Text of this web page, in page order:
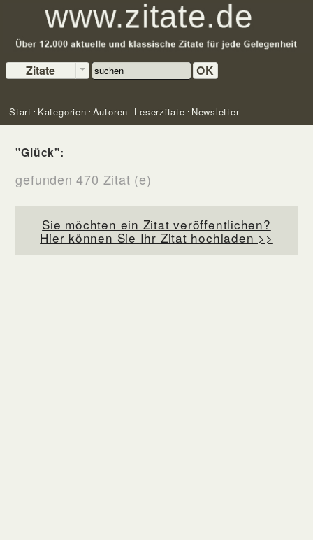
Zitate OK
Start Kategorien Autoren Leserzitate Newsletter
"Glück":
gefunden 470 Zitat (e)
Sie möchten ein Zitat veröffentlichen?
Hier können Sie Ihr Zitat hochladen >>